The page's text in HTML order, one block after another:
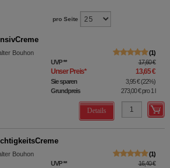
pro Seite
Bouhon
1
UVP** 17,60 €
Unser Preis* 13,65 €
Sie sparen 3,95 €(22%)
Grundpreis
273,00 €pro 1 l
Details
Bouhon
1
UVP** 16,40 €